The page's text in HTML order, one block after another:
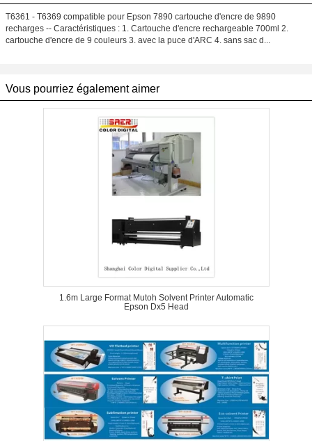
T6361 - T6369 compatible pour Epson 7890 cartouche d'encre de 9890
recharges -- Caractéristiques : 1. Cartouche d'encre rechargeable 700ml 2.
cartouche d'encre de 9 couleurs 3. avec la puce d'ARC 4. sans sac d...
Vous pourriez également aimer
1.6m Large Format Mutoh Solvent Printer Automatic
Epson Dx5 Head